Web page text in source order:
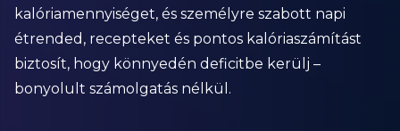
kalóriamennyiséget, és személyre szabott napi
étrended, recepteket és pontos kalóriaszámítást
biztosít, hogy könnyedén deficitbe kerülj –
bonyolult számolgatás nélkül.